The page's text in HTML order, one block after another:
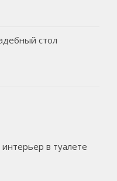
стол
в туалете